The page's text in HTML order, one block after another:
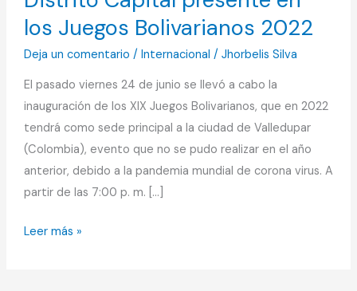
los Juegos Bolivarianos 2022
Deja un comentario / Internacional / Jhorbelis Silva
El pasado viernes 24 de junio se llevó a cabo la
inauguración de los XIX Juegos Bolivarianos, que en 2022
tendrá como sede principal a la ciudad de Valledupar
(Colombia), evento que no se pudo realizar en el año
anterior, debido a la pandemia mundial de corona virus. A
partir de las 7:00 p. m. […]
Leer más »